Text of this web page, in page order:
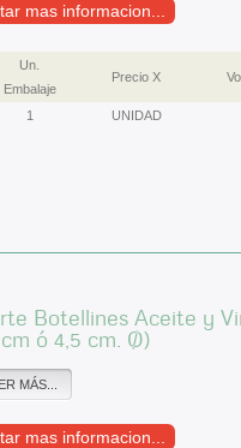
mas informacion...
Un.
Embalaje
Precio X
1 UNIDAD
Botellines Aceite y
ó 4,5 cm. Ø)
MÁS...
mas informacion...